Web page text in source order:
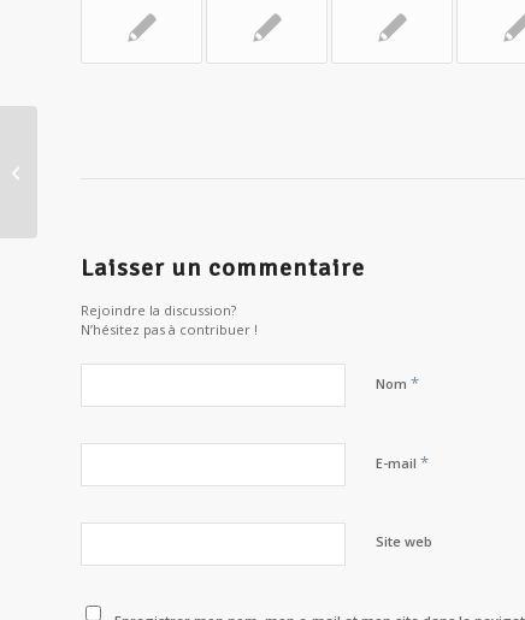
Laisser un commentaire
Rejoindre la discussion?
N’hésitez pas à contribuer !
Nom *
E-mail *
Site web